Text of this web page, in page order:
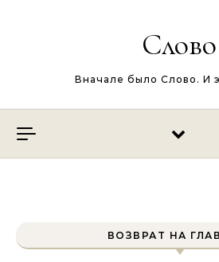
Слово
Вначале было Слово. И
ВОЗВРАТ НА